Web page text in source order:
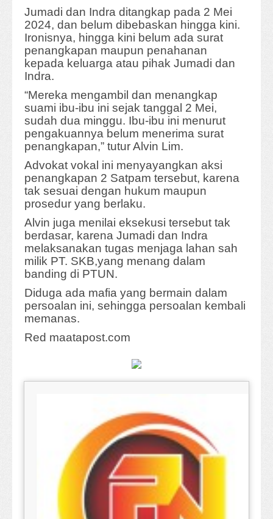
Jumadi dan Indra ditangkap pada 2 Mei
2024, dan belum dibebaskan hingga kini.
Ironisnya, hingga kini belum ada surat
penangkapan maupun penahanan
kepada keluarga atau pihak Jumadi dan
Indra.
“Mereka mengambil dan menangkap
suami ibu-ibu ini sejak tanggal 2 Mei,
sudah dua minggu. Ibu-ibu ini menurut
pengakuannya belum menerima surat
penangkapan,” tutur Alvin Lim.
Advokat vokal ini menyayangkan aksi
penangkapan 2 Satpam tersebut, karena
tak sesuai dengan hukum maupun
prosedur yang berlaku.
Alvin juga menilai eksekusi tersebut tak
berdasar, karena Jumadi dan Indra
melaksanakan tugas menjaga lahan sah
milik PT. SKB,yang menang dalam
banding di PTUN.
Diduga ada mafia yang bermain dalam
persoalan ini, sehingga persoalan kembali
memanas.
Red maatapost.com